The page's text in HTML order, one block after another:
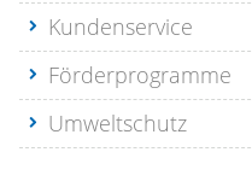
Kundenservice
Förderprogramme
Umweltschutz